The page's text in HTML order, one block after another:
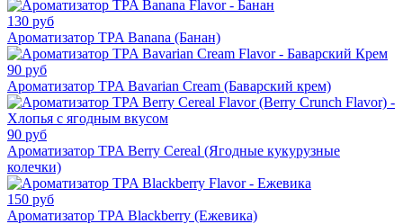
130 руб
Ароматизатор TPA Banana (Банан)
90 руб
Ароматизатор TPA Bavarian Cream (Баварский крем)
90 руб
Ароматизатор TPA Berry Cereal (Ягодные кукурузные
колечки)
150 руб
Ароматизатор TPA Blackberry (Ежевика)